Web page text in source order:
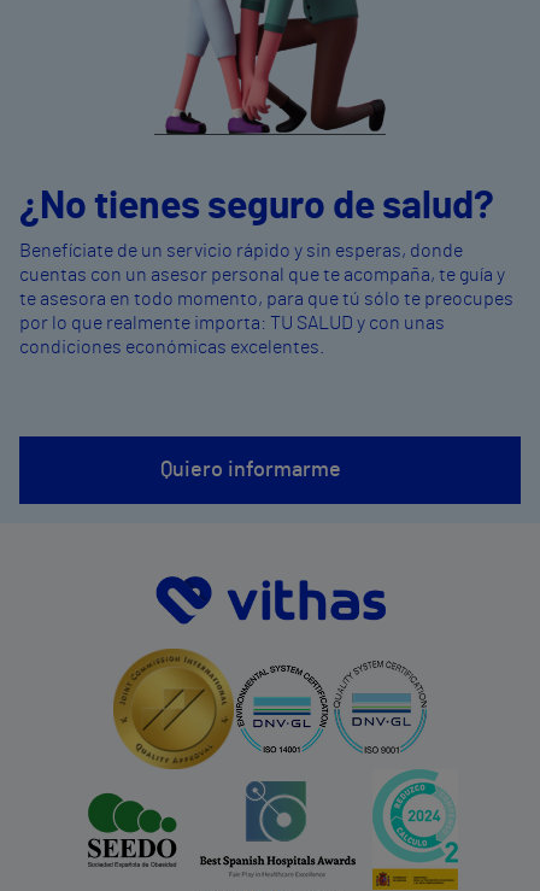
¿No tienes seguro de salud?
Benefíciate de un servicio rápido y sin esperas, donde
cuentas con un asesor personal que te acompaña, te guía y
te asesora en todo momento, para que tú sólo te preocupes
por lo que realmente importa: TU SALUD y con unas
condiciones económicas excelentes.
Quiero informarme